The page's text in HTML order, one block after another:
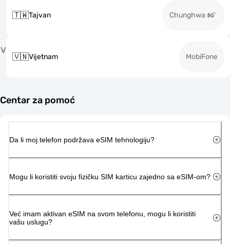
🇹🇼Tajvan Chunghwa
V
🇻🇳Vijetnam MobiFone
Centar za pomoć
Da li moj telefon podržava eSIM tehnologiju?
Mogu li koristiti svoju fizičku SIM karticu zajedno sa eSIM-om?
Već imam aktivan eSIM na svom telefonu, mogu li koristiti
vašu uslugu?